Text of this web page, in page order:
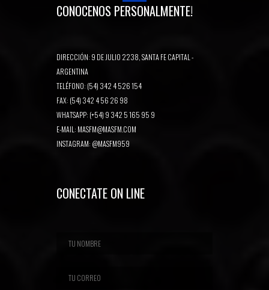
CONOCENOS PERSONALMENTE!
DIRECCIÓN: 9 DE JULIO 2238, SANTA FE CAPITAL -
ARGENTINA
TELÉFONO: (54) 342 4 526 154
FAX: (54) 342 4 56 26 98
WHATSAPP: (+54) 9 342 5 165 95 9
E-MAIL: MASFM@MASFM.COM
INSTAGRAM: @MASFM959
CONECTATE ON LINE